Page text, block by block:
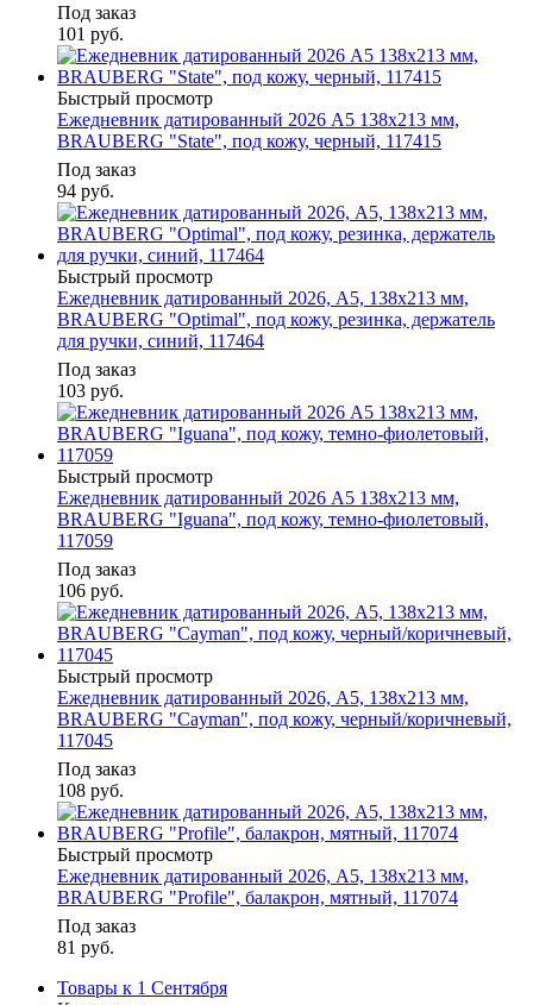
Под заказ
101 руб.
Быстрый просмотр
Ежедневник датированный 2026 А5 138х213 мм,
BRAUBERG "State", под кожу, черный, 117415
Под заказ
94 руб.
Быстрый просмотр
Ежедневник датированный 2026, А5, 138x213 мм,
BRAUBERG "Optimal", под кожу, резинка, держатель
для ручки, синий, 117464
Под заказ
103 руб.
Быстрый просмотр
Ежедневник датированный 2026 А5 138x213 мм,
BRAUBERG "Iguana", под кожу, темно-фиолетовый,
117059
Под заказ
106 руб.
Быстрый просмотр
Ежедневник датированный 2026, А5, 138x213 мм,
BRAUBERG "Cayman", под кожу, черный/коричневый,
117045
Под заказ
108 руб.
Быстрый просмотр
Ежедневник датированный 2026, А5, 138x213 мм,
BRAUBERG "Profile", балакрон, мятный, 117074
Под заказ
81 руб.
Товары к 1 Сентября